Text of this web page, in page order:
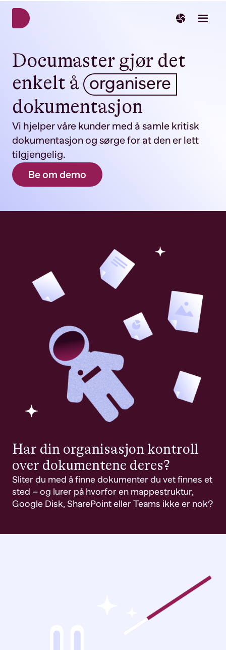
Svenska
Documaster gjør det
enkelt å organisere
dokumentasjon
Vi hjelper våre kunder med å samle kritisk
dokumentasjon og sørge for at den er lett
tilgjengelig.
Be om demo
Har din organisasjon kontroll
over dokumentene deres?
Sliter du med å finne dokumenter du vet finnes et
sted – og lurer på hvorfor en mappestruktur,
Google Disk, SharePoint eller Teams ikke er nok?